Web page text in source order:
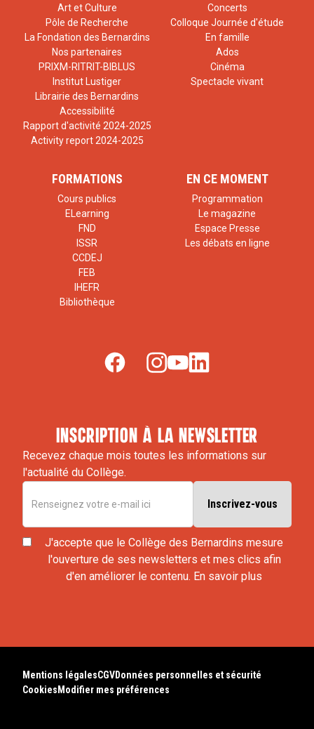
Art et Culture
Pôle de Recherche
La Fondation des Bernardins
Nos partenaires
PRIXM-RITRIT-BIBLUS
Institut Lustiger
Librairie des Bernardins
Accessibilité
Rapport d'activité 2024-2025
Activity report 2024-2025
Concerts
Colloque Journée d'étude
En famille
Ados
Cinéma
Spectacle vivant
FORMATIONS
Cours publics
ELearning
FND
ISSR
CCDEJ
FEB
IHEFR
Bibliothèque
EN CE MOMENT
Programmation
Le magazine
Espace Presse
Les débats en ligne
inscription à la newsletter
Recevez chaque mois toutes les informations sur
l'actualité du Collège.
J'accepte que le Collège des Bernardins mesure
l'ouverture de ses newsletters et mes clics afin
d'en améliorer le contenu. En savoir plus
Mentions légalesCGVDonnées personnelles et sécurité
Cookies Modifier mes préférences